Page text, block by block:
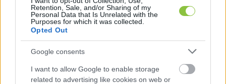
Retention, Sale, and/or Sharing of my
Personal Data that Is Unrelated with the
Purposes for which it was collected.
Opted Out
Google consents
I want to allow Google to enable storage
related to advertising like cookies on web or
választáson.
HIRDETÉS